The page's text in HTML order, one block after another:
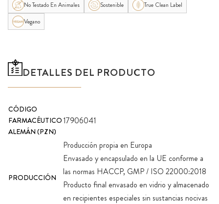
No Testado En Animales
Sostenible
True Clean Label
Vegano
DETALLES DEL PRODUCTO
CÓDIGO
FARMACÉUTICO
ALEMÁN (PZN)
17906041
PRODUCCIÓN
Producción propia en Europa
Envasado y encapsulado en la UE conforme a
las normas HACCP, GMP / ISO 22000:2018
Producto final envasado en vidrio y almacenado
en recipientes especiales sin sustancias nocivas